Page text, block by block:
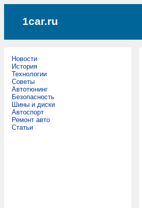
1car.ru
Новости
История
Технологии
Советы
Автотюнинг
Безопасность
Шины и диски
Автоспорт
Ремонт авто
Статьи